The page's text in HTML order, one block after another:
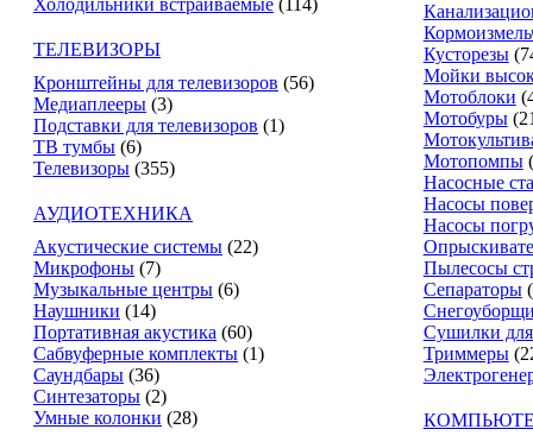
Холодильники встраиваемые (114)
ТЕЛЕВИЗОРЫ
Кронштейны для телевизоров (56)
Медиаплееры (3)
Подставки для телевизоров (1)
ТВ тумбы (6)
Телевизоры (355)
АУДИОТЕХНИКА
Акустические системы (22)
Микрофоны (7)
Музыкальные центры (6)
Наушники (14)
Портативная акустика (60)
Сабвуферные комплекты (1)
Саундбары (36)
Синтезаторы (2)
Умные колонки (28)
Кусторезы
Мойки
Мотоблоки
Мотобуры
Мотопомпы
Насосные
Насосы
Насосы
Пылесосы
Сепараторы
Сушилки
Триммеры